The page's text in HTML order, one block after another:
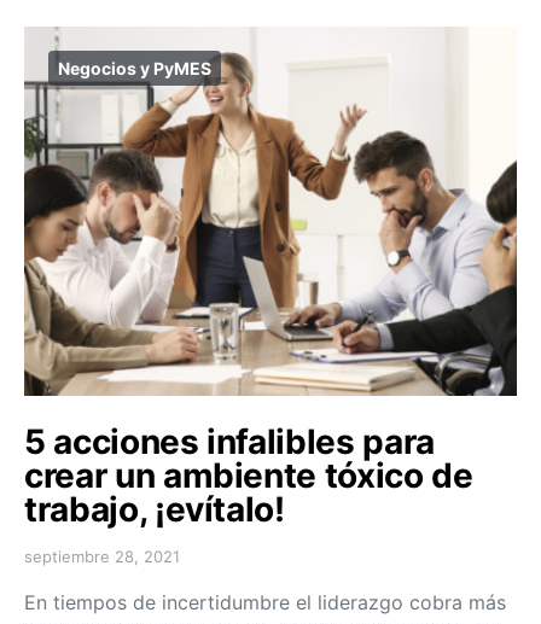
Negocios y PyMES
5 acciones infalibles para
crear un ambiente tóxico de
trabajo, ¡evítalo!
septiembre 28, 2021
En tiempos de incertidumbre el liderazgo cobra más